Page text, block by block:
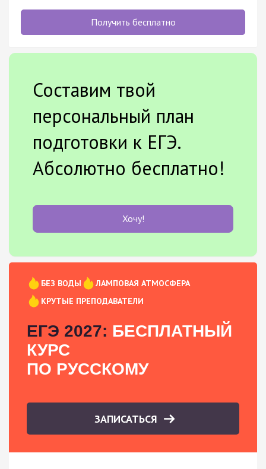
Получить бесплатно
Составим твой
персональный план
подготовки к ЕГЭ.
Абсолютно бесплатно!
Хочу!
БЕЗ ВОДЫ
ЛАМПОВАЯ АТМОСФЕРА
КРУТЫЕ ПРЕПОДАВАТЕЛИ
ЕГЭ 2027: БЕСПЛАТНЫЙ
КУРС
ПО РУССКОМУ
ЗАПИСАТЬСЯ